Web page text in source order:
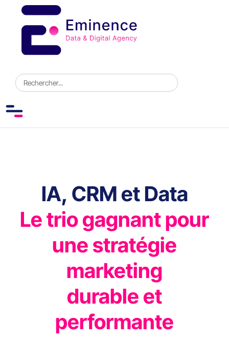
IA, CRM et Data
Le trio gagnant pour
une stratégie
marketing
durable et
performante​